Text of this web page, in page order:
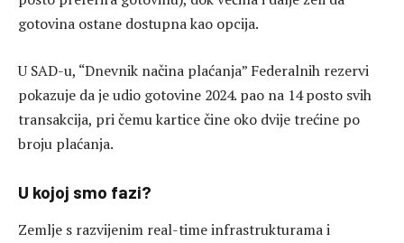
gotovina ostane dostupna kao opcija.
U SAD-u, “Dnevnik načina plaćanja” Federalnih rezervi
pokazuje da je udio gotovine 2024. pao na 14 posto svih
transakcija, pri čemu kartice čine oko dvije trećine po
broju plaćanja.
U kojoj smo fazi?
Zemlje s razvijenim real-time infrastrukturama i